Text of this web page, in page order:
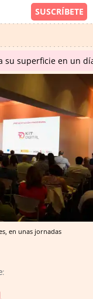
superficie en un
en unas jornadas